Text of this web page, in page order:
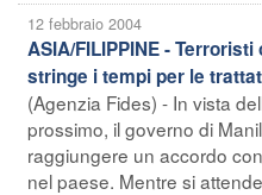
12 febbraio 2004
ASIA/FILIPPINE -
stringe i tempi per le
(Agenzia Fides) - In vista
prossimo, il governo di
raggiungere un accordo
nel paese. Mentre si